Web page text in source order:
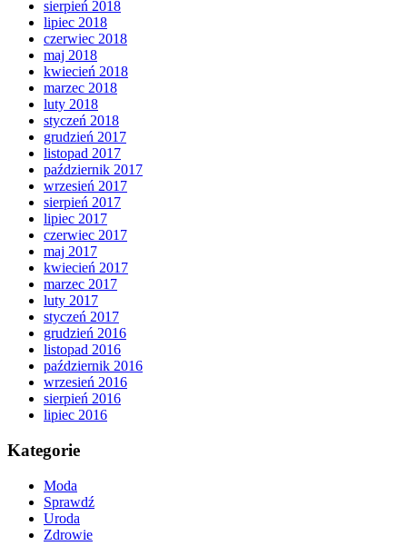
sierpień 2018
lipiec 2018
czerwiec 2018
maj 2018
kwiecień 2018
marzec 2018
luty 2018
styczeń 2018
grudzień 2017
listopad 2017
październik 2017
wrzesień 2017
sierpień 2017
lipiec 2017
czerwiec 2017
maj 2017
kwiecień 2017
marzec 2017
luty 2017
styczeń 2017
grudzień 2016
listopad 2016
październik 2016
wrzesień 2016
sierpień 2016
lipiec 2016
Kategorie
Moda
Sprawdź
Uroda
Zdrowie